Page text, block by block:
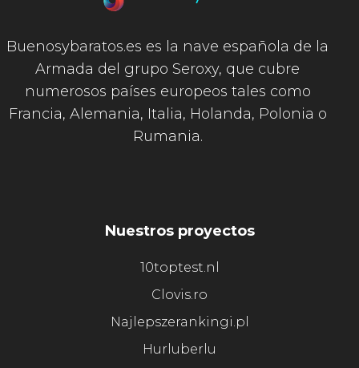
Buenosybaratos.es es la nave española de la
Armada del grupo Seroxy, que cubre
numerosos países europeos tales como
Francia, Alemania, Italia, Holanda, Polonia o
Rumania.
Nuestros proyectos
10toptest.nl
Clovis.ro
Najlepszerankingi.pl
Hurluberlu